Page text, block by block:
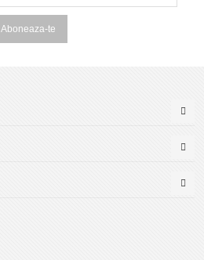
Aboneaza-te